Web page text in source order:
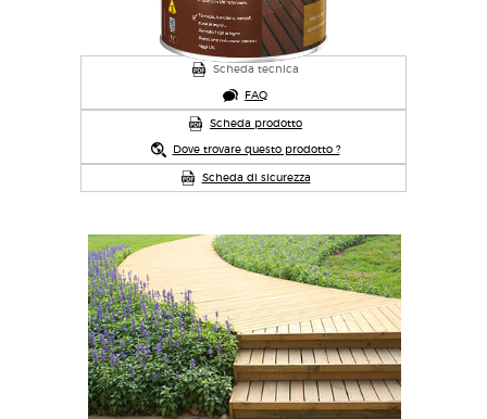
Scheda tecnica
FAQ
Scheda prodotto
Dove trovare questo prodotto ?
Scheda di sicurezza